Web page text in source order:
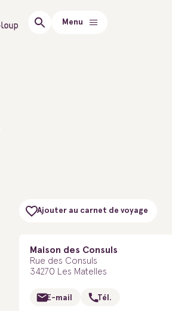
Menu
Ajouter au carnet de voyage
Maison des Consuls
Rue des Consuls
34270 Les Matelles
E-mail Tél.